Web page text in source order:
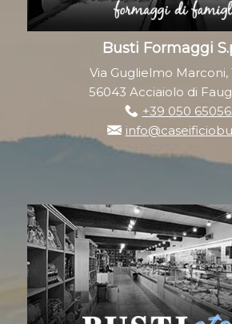
Busti Formaggi
Via Guglielmo Marconi,
56043 Acciaiolo di
+39 050